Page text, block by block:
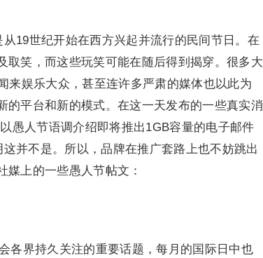
19世纪开始在西方兴起并流行的民间节日。在
笑，而这些玩笑可能在随后得到揭穿。很多大
来娱乐大众，甚至连许多严肃的媒体也以此为
的平台和新的模式。在这一天发布的一些真实消
愚人节语调介绍即将推出1GB容量的电子邮件
并不是。所以，品牌在推广套路上也不妨跳出
媒上的一些愚人节帖文：
各界持久关注的重要话题，每月的国际日中也